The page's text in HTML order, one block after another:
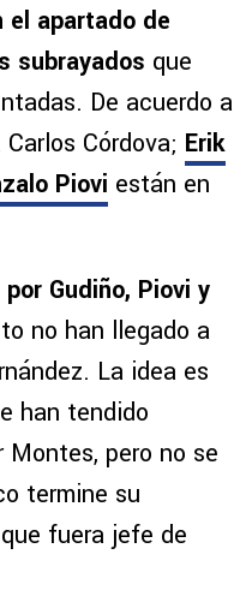
el apartado de
subrayados que
De acuerdo a
Córdova; Erik
Piovi están en
Gudiño, Piovi y
no han llegado a
La idea es
han tendido
Montes, pero no se
termine su
fuera jefe de